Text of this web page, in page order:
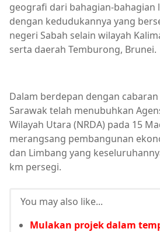
geografi dari bahagian-bahagian
dengan kedudukannya yang
negeri Sabah selain wilayah
serta daerah Temburong, Brunei.
Dalam berdepan dengan
Sarawak telah menubuhkan
Wilayah Utara (NRDA) pada 15
merangsang pembangunan
dan Limbang yang
km persegi.
You may also like...
Mulakan projek dalam